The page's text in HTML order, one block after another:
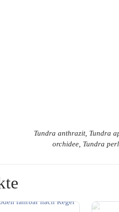
Tundra anthrazit, Tundra
orchidee, Tundra